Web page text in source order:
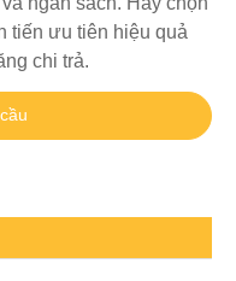
tiến ưu tiên hiệu quả
chi trả.